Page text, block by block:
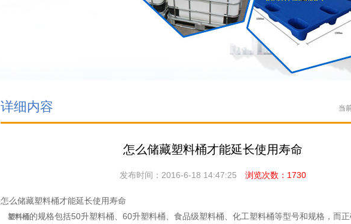
详细内容 当
怎么储藏塑料桶才能延长使用寿命
发布时间：2016-6-18 14:47:25 浏览次数：1730
怎么储藏塑料桶才能延长使用寿命
塑料桶的规格包括50升塑料桶、60升塑料桶、食品级塑料桶、化工塑料桶等型号和规格，而